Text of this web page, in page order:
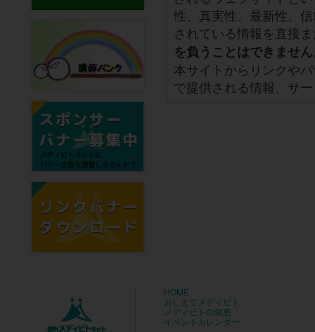
性、真実性、最新性、
されている情報を直接
を負うことはできません
本サイトからリンクや
で提供される情報、サ
HOME
おしえてメディビト
メディビトの知恵
イベントカレンダー